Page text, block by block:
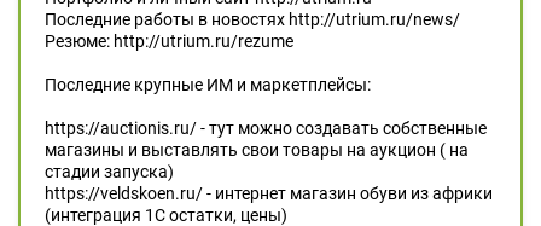
Последние работы в новостях http://utrium.ru/news/
Резюме: http://utrium.ru/rezume
Последние крупные ИМ и маркетплейсы:
https://auctionis.ru/ - тут можно создавать собственные
магазины и выставлять свои товары на аукцион ( на
стадии запуска)
https://veldskoen.ru/ - интернет магазин обуви из африки
(интеграция 1С остатки, цены)